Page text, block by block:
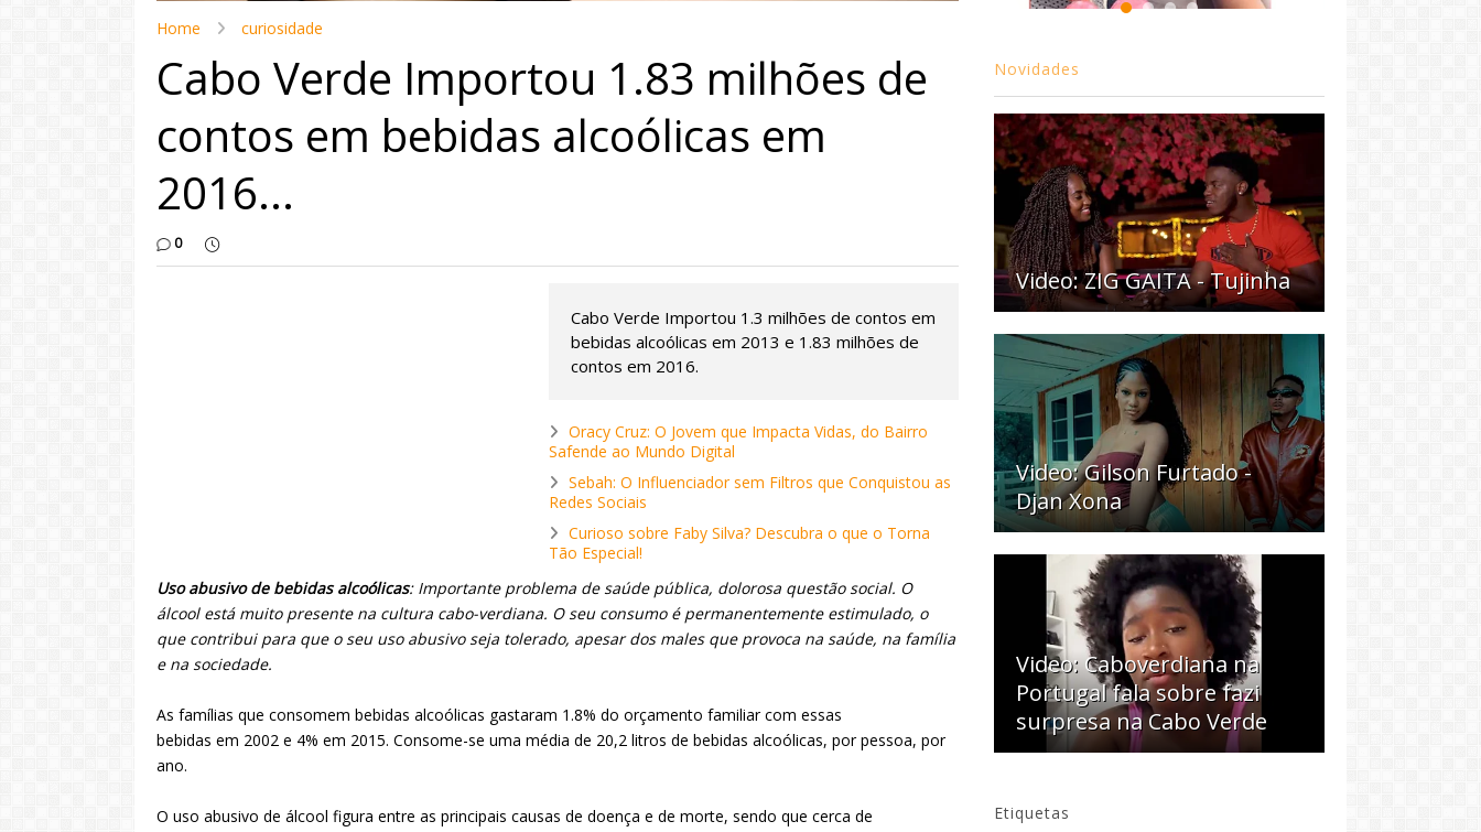
Home curiosidade
Cabo Verde Importou 1.83 milhões de
contos em bebidas alcoólicas em
2016...
0
Cabo Verde Importou 1.3 milhões de contos em
bebidas alcoólicas em 2013 e 1.83 milhões de
contos em 2016.
Oracy Cruz: O Jovem que Impacta Vidas, do Bairro
Safende ao Mundo Digital
Sebah: O Influenciador sem Filtros que Conquistou as
Redes Sociais
Curioso sobre Faby Silva? Descubra o que o Torna
Tão Especial!
Uso abusivo de bebidas alcoólicas: Importante problema de saúde pública, dolorosa questão social. O
álcool está muito presente na cultura cabo-verdiana. O seu consumo é permanentemente estimulado, o
que contribui para que o seu uso abusivo seja tolerado, apesar dos males que provoca na saúde, na família
e na sociedade.
As famílias que consomem bebidas alcoólicas gastaram 1.8% do orçamento familiar com essas
bebidas em 2002 e 4% em 2015. Consome-se uma média de 20,2 litros de bebidas alcoólicas, por pessoa, por
ano.
O uso abusivo de álcool figura entre as principais causas de doença e de morte, sendo que cerca de
Novidades
Video: ZIG GAITA - Tujinha
Video: Gilson Furtado -
Djan Xona
Video: Caboverdiana na
Portugal fala sobre fazi
surpresa na Cabo Verde
Etiquetas